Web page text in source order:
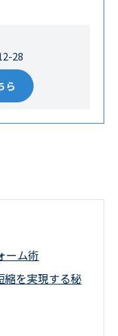
28
ら
ーム術
縮を実現する秘
クの時短効果